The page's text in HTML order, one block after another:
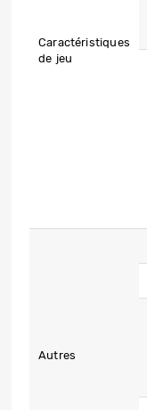
Caractéristiques
de jeu
Autres